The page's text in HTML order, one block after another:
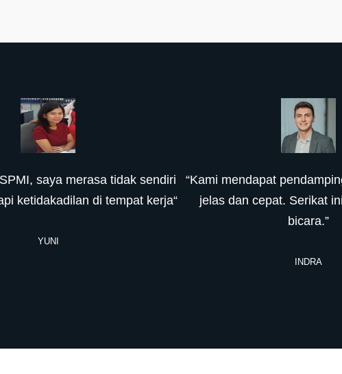
saya merasa tidak sendiri
ketidakadilan di tempat kerja“
YUNI
“Kami mendapat
jelas dan cepat. Serikat
bicara.”
INDRA